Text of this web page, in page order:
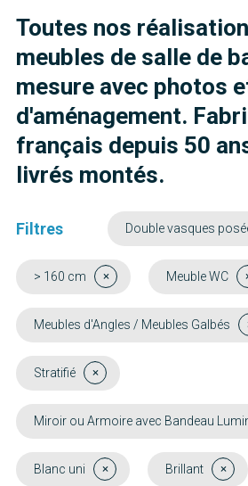
Toutes nos
meubles de salle de
mesure avec photos
d'aménagement.
français depuis 50
livrés montés.
Filtres Double vasques
> 160 cm Meuble WC
Meubles d'Angles / Meubles Galbés
Stratifié
Miroir ou Armoire avec Bandeau
Blanc uni Brillant